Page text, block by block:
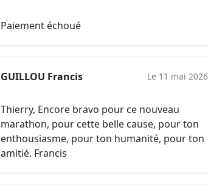
Paiement échoué
GUILLOU Francis Le 11 mai 2026
Thierry, Encore bravo pour ce nouveau
marathon, pour cette belle cause, pour ton
enthousiasme, pour ton humanité, pour ton
amitié. Francis